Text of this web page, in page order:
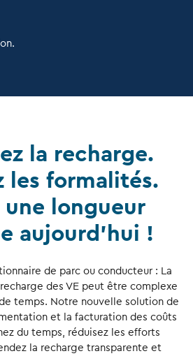
la recharge.
les formalités.
une longueur
aujourd’hui !
de parc ou conducteur : La
des VE peut être complexe
temps. Notre nouvelle solution de
et la facturation des coûts
du temps, réduisez les efforts
la recharge transparente et